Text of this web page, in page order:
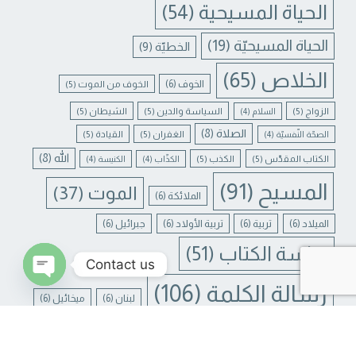
الحياة المسيحية (54)
الحياة المسيحيّة (19) الخطيّة (9)
الخلاص (65) الخوف (6) الخوف من الموت (5)
الزواج (5) السلام (4) السياسة والدين (5) الشيطان (5)
الصحّة النّفسيّة (4) الصلاة(8) الغفران (5) القيادة (5)
الكتاب المقدّس (5) الكذب (5) الكذّاب (4) الكنيسة (4) الله (8)
المسيح (91) الملائكة (6) الموت (37)
الميلاد (6) تربية (6) تربية الأولاد (6) جبرائيل (6)
دراسة الكتاب (51)
رسالة الكلمة (106) لبنان (6) ميخائيل (6)
Contact us
CHATY